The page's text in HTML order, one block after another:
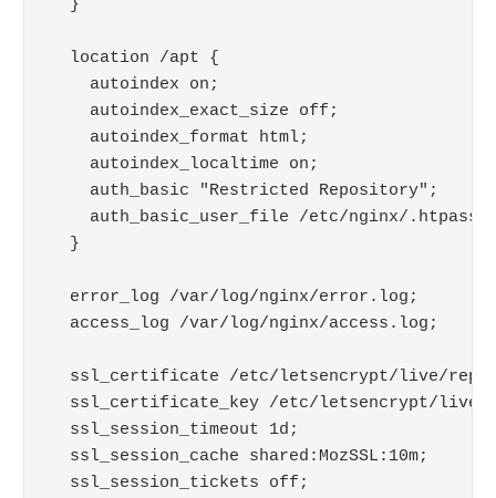
  }
  location /apt {
    autoindex on;
    autoindex_exact_size off;
    autoindex_format html;
    autoindex_localtime on;
    auth_basic "Restricted Repository";
auth_basic_user_file /etc/nginx/
  error_log /var/log/nginx/error.log;
  access_log /var/log/nginx/access.log;
ssl_certificate /etc/letsencrypt/live/
ssl_certificate_key /etc/letsencrypt/
  ssl_session_timeout 1d;
  ssl_session_cache shared:MozSSL:10m;
  ssl_session_tickets off;